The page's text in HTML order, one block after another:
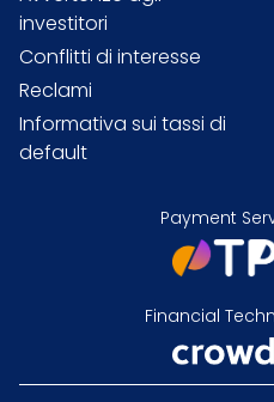
investitori
Conflitti di interesse
Reclami
Informativa sui tassi di
default
Payment
Financial